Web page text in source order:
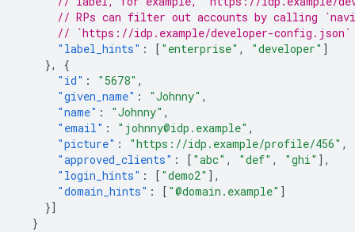
// RPs can filter out accounts by calling
// `https://idp.example/developer-
"label_hints" : [ "enterprise" , "developer" ]
},
{
"id" : "5678" ,
"given_name" : "Johnny" ,
"name" : "Johnny" ,
"email" : "johnny@idp.example" ,
"picture" : "https://idp.example/profile/456" ,
"approved_clients" : [ "abc" , "def" , "ghi" ],
"login_hints" : [ "demo2" ],
"domain_hints" : [ "@domain.example" ]
}]
}